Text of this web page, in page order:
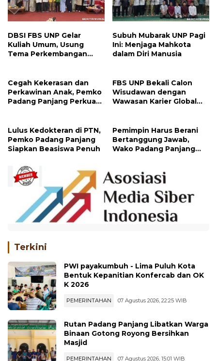
DBSI FBS UNP Gelar
Kuliah Umum, Usung
Tema Perkembangan
Mutakhir Sastra Dunia
Subuh Mubarak UNP Pagi
Ini: Menjaga Mahkota
dalam Diri Manusia
Perkawinan Anak, Pemko
Padang Panjang Perkuat
Peran Keluarga
Wisudawan dengan
Wawasan Karier Global
dan Kewirausahaan
Pemko Padang Panjang
Siapkan Beasiswa Penuh
Bertanggung Jawab,
Wako Padang Panjang
Buka Pelatihan
Bentuk Kepanitian Konfercab dan OK
K 2026
PEMERINTAHAN
Binaan Gotong Royong Bersihkan
Masjid
PEMERINTAHAN